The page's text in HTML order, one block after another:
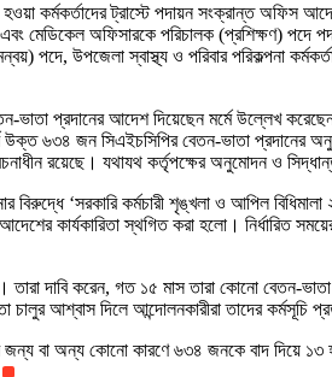
কর্মকর্তাদের ট্রাস্টে পদায়ন সংক্রান্ত অফিস
অফিসারকে পরিচালক (প্রশিক্ষণ) পদে
উপজেলা স্বাস্থ্য ও পরিবার পরিকল্পনা
প্রদানের আদেশ দিয়েছেন মর্মে উল্লেখ
জন সিএইচসিপির বেতন-ভাতা প্রদানের
রয়েছে। যথাযথ কর্তৃপক্ষের অনুমোদন ও
‘সরকারি কর্মচারী শৃঙ্খলা ও আপিল
কার্যকারিতা স্থগিত করা হলো। নির্ধারিত
দাবি করেন, গত ১৫ মাস তারা কোনো বেতন-
চালুর আশ্বাস দিলে আন্দোলনকারীরা তাদের কর্মসূচি
জন্য বা অন্য কোনো কারণে ৬৩৪ জনকে বাদ